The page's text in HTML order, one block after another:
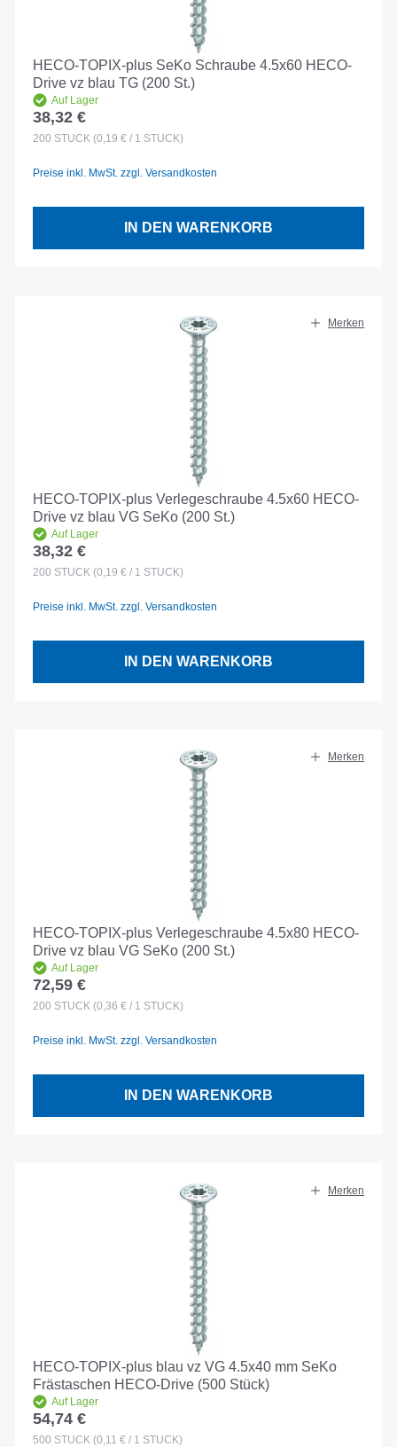
HECO-TOPIX-plus SeKo Schraube 4.5x60 HECO-
Drive vz blau TG (200 St.)
Auf Lager
Regulärer Preis:
38,32 €
200 STÜCK (0,19 € / 1 STÜCK)
Preise inkl. MwSt. zzgl. Versandkosten
IN DEN WARENKORB
Merken
HECO-TOPIX-plus Verlegeschraube 4.5x60 HECO-
Drive vz blau VG SeKo (200 St.)
Auf Lager
Regulärer Preis:
38,32 €
200 STÜCK (0,19 € / 1 STÜCK)
Preise inkl. MwSt. zzgl. Versandkosten
IN DEN WARENKORB
Merken
HECO-TOPIX-plus Verlegeschraube 4.5x80 HECO-
Drive vz blau VG SeKo (200 St.)
Auf Lager
Regulärer Preis:
72,59 €
200 STÜCK (0,36 € / 1 STÜCK)
Preise inkl. MwSt. zzgl. Versandkosten
IN DEN WARENKORB
Merken
HECO-TOPIX-plus blau vz VG 4.5x40 mm SeKo
Frästaschen HECO-Drive (500 Stück)
Auf Lager
Regulärer Preis:
54,74 €
500 STÜCK (0,11 € / 1 STÜCK)